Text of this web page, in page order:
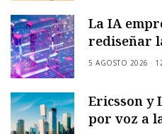
La IA
rediseñar
5 AGOSTO 2026
Ericsson y
por voz a